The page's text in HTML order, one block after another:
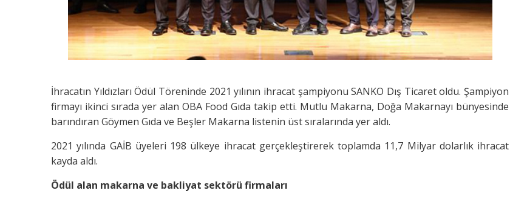
İhracatın Yıldızları Ödül Töreninde 2021 yılının ihracat şampiyonu SANKO Dış Ticaret oldu. Şampiyon
firmayı ikinci sırada yer alan OBA Food Gıda takip etti. Mutlu Makarna, Doğa Makarnayı bünyesinde
barındıran Göymen Gıda ve Beşler Makarna listenin üst sıralarında yer aldı.
2021 yılında GAİB üyeleri 198 ülkeye ihracat gerçekleştirerek toplamda 11,7 Milyar dolarlık ihracat
kayda aldı.
Ödül alan makarna ve bakliyat sektörü firmaları